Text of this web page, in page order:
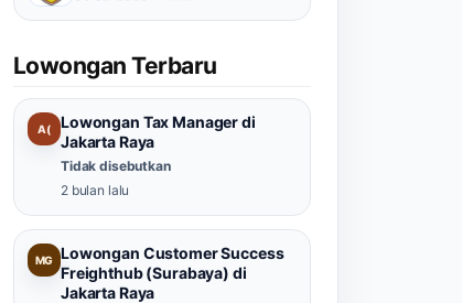
Lowongan Terbaru
A(
Lowongan Tax Manager di
Jakarta Raya
Tidak disebutkan
2 bulan lalu
MG Lowongan Customer Success
Freighthub (Surabaya) di
Jakarta Raya